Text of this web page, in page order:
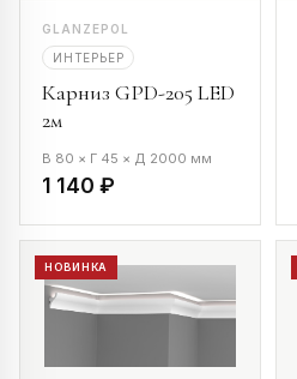
GLANZEPOL
ИНТЕРЬЕР
Карниз GPD-205 LED
2м
В 80 × Г 45 × Д 2000 мм
1 140 ₽
НОВИНКА